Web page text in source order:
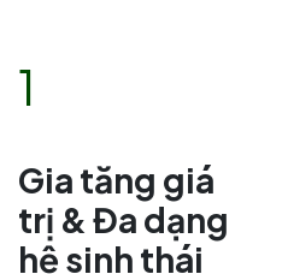
1
Gia tăng giá
trị & Đa dạng
hệ sinh thái